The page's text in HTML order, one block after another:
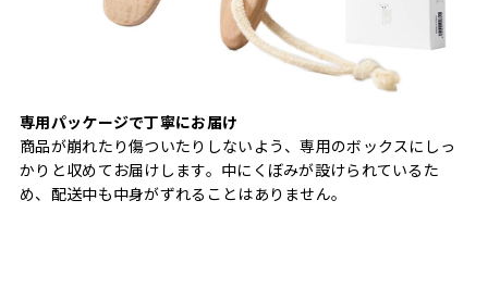
専用パッケージで丁寧にお届け
商品が崩れたり傷ついたりしないよう、専用のボックスにしっ
かりと収めてお届けします。中にくぼみが設けられているた
め、配送中も中身がずれることはありません。